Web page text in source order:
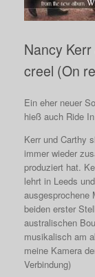
Nancy
creel (On
Ein eher neuer
hieß auch Ride
Kerr und Carthy
immer wieder
produziert hat.
lehrt in Leeds
ausgesprochene
beiden erster
australischen
musikalisch am
meine Kamera
Verbindung)